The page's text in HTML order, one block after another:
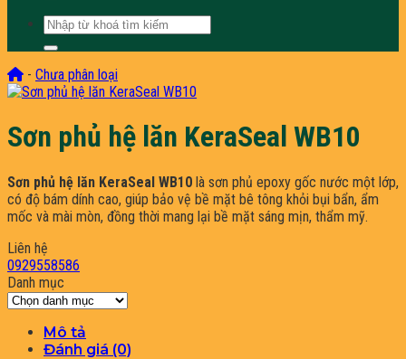
Tìm
kiếm:
- Chưa phân loại
Sơn phủ hệ lăn KeraSeal WB10
Sơn phủ hệ lăn KeraSeal WB10 là sơn phủ epoxy gốc nước một lớp,
có độ bám dính cao, giúp bảo vệ bề mặt bê tông khỏi bụi bẩn, ẩm
mốc và mài mòn, đồng thời mang lại bề mặt sáng mịn, thẩm mỹ.
Liên hệ
0929558586
Danh mục
Danh
Mô tả
Đánh giá (0)